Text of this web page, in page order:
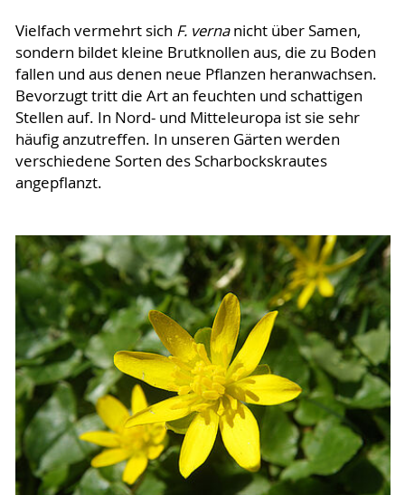
Vielfach vermehrt sich F. vernanicht über Samen,
sondern bildet kleine Brutknollen aus, die zu Boden
fallen und aus denen neue Pflanzen heranwachsen.
Bevorzugt tritt die Art an feuchten und schattigen
Stellen auf. In Nord- und Mitteleuropa ist sie sehr
häufig anzutreffen. In unseren Gärten werden
verschiedene Sorten des Scharbockskrautes
angepflanzt.